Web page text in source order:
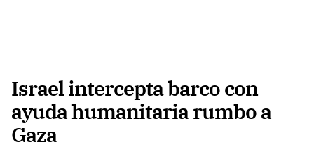
Israel intercepta barco con
ayuda humanitaria rumbo a
Gaza